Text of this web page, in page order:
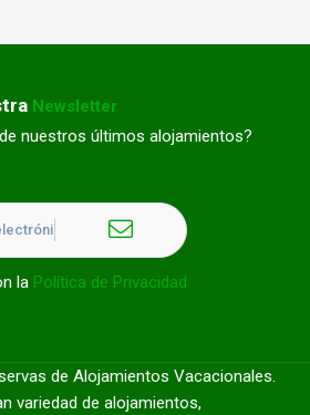
Newsletter
nuestros últimos alojamientos?
la Política de Privacidad
de Alojamientos Vacacionales.
variedad de alojamientos,